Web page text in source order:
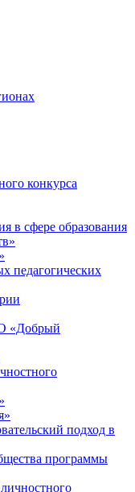
конкурса
в сфере образования
педагогических
«Добрый
подход в
программы